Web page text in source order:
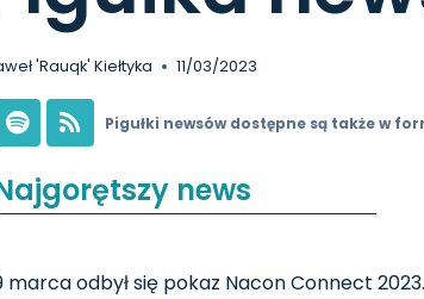
'Rauqk' Kiełtyka 11/03/2023
Pigułki newsów dostępne są także w
news
marca odbył się pokaz Nacon Connect